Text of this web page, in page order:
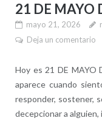
21 DE MAYO
mayo 21, 2026
Deja un comentario
Hoy es 21 DE MAYO
aparece cuando
responder, sostener,
decepcionar a alguien,